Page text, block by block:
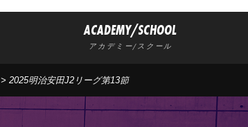
ACADEMY/SCHOOL
アカデミー/スクール
> 2025明治安田J2リーグ第13節